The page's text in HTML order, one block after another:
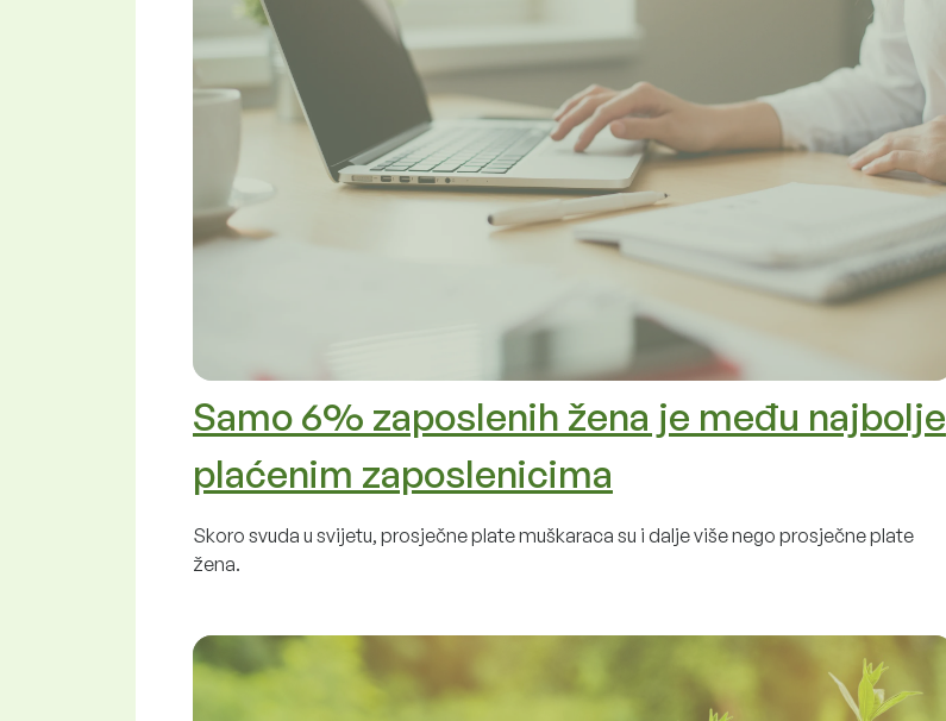
Samo 6% zaposlenih žena je među najbolje
plaćenim zaposlenicima
Skoro svuda u svijetu, prosječne plate muškaraca su i dalje više nego prosječne plate
žena.